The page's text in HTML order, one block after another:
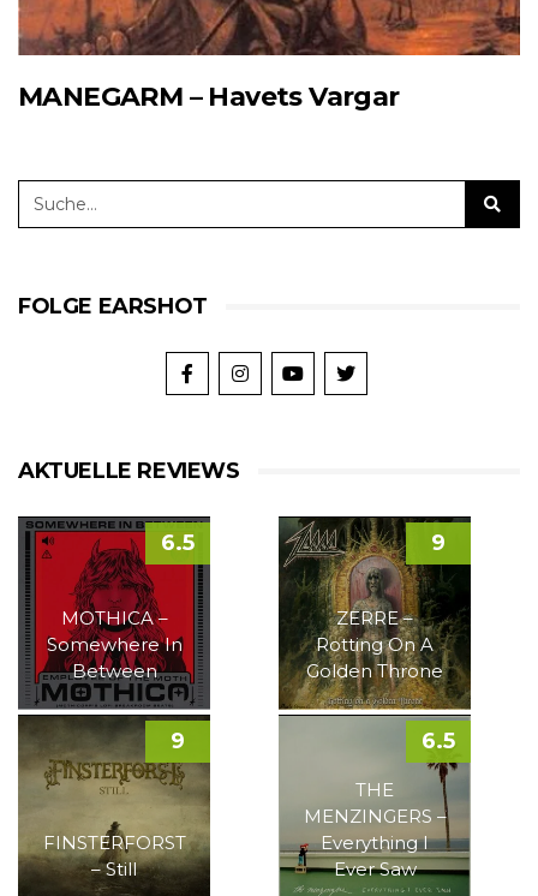
MANEGARM – Havets Vargar
FOLGE EARSHOT
AKTUELLE REVIEWS
MOTHICA –
Somewhere In
Between
6.5
ZERRE –
Rotting On A
Golden Throne
9
FINSTERFORST
– Still
9
THE
MENZINGERS –
Everything I
Ever Saw
6.5